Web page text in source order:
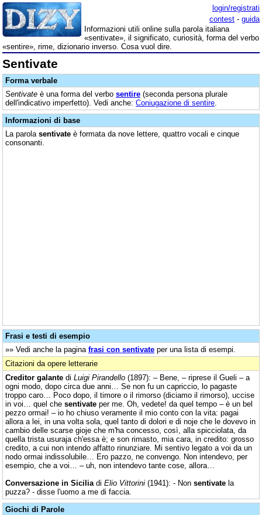
login/registrati
contest - guida
Informazioni utili online sulla parola italiana
«sentivate», il significato, curiosità, forma del verbo
«sentire», rime, dizionario inverso. Cosa vuol dire.
Sentivate
Forma verbale
Sentivate è una forma del verbo sentire (seconda persona plurale
dell'indicativo imperfetto). Vedi anche: Coniugazione di sentire
Informazioni di base
La parola sentivate è formata da nove lettere, quattro vocali e cinque
consonanti.
Frasi e testi di esempio
»» Vedi anche la pagina frasi con sentivate per una lista di esempi.
Citazioni da opere letterarie
Creditor galante di Luigi Pirandello (1897): – Bene, – riprese il Gueli – a
ogni modo, dopo circa due anni… Se non fu un capriccio, lo pagaste
troppo caro… Poco dopo, il timore o il rimorso (diciamo il rimorso), uccise
in voi… quel che sentivate per me. Oh, vedete! da quel tempo – è un bel
pezzo ormai! – io ho chiuso veramente il mio conto con la vita: pagai
allora a lei, in una volta sola, quel tanto di dolori e di noje che le dovevo in
cambio delle scarse gioje che m'ha concesso, così, alla spicciolata, da
quella trista usuraja ch'essa è; e son rimasto, mia cara, in credito: grosso
credito, a cui non intendo affatto rinunziare. Mi sentivo legato a voi da un
nodo ormai indissolubile… Ero pazzo, ne convengo. Non intendevo, per
esempio, che a voi… – uh, non intendevo tante cose, allora…
Conversazione in Sicilia di Elio Vittorini (1941): - Non sentivate la
puzza? - disse l'uomo a me di faccia.
Giochi di Parole